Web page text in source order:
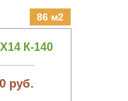
86 м2
К-140
руб.